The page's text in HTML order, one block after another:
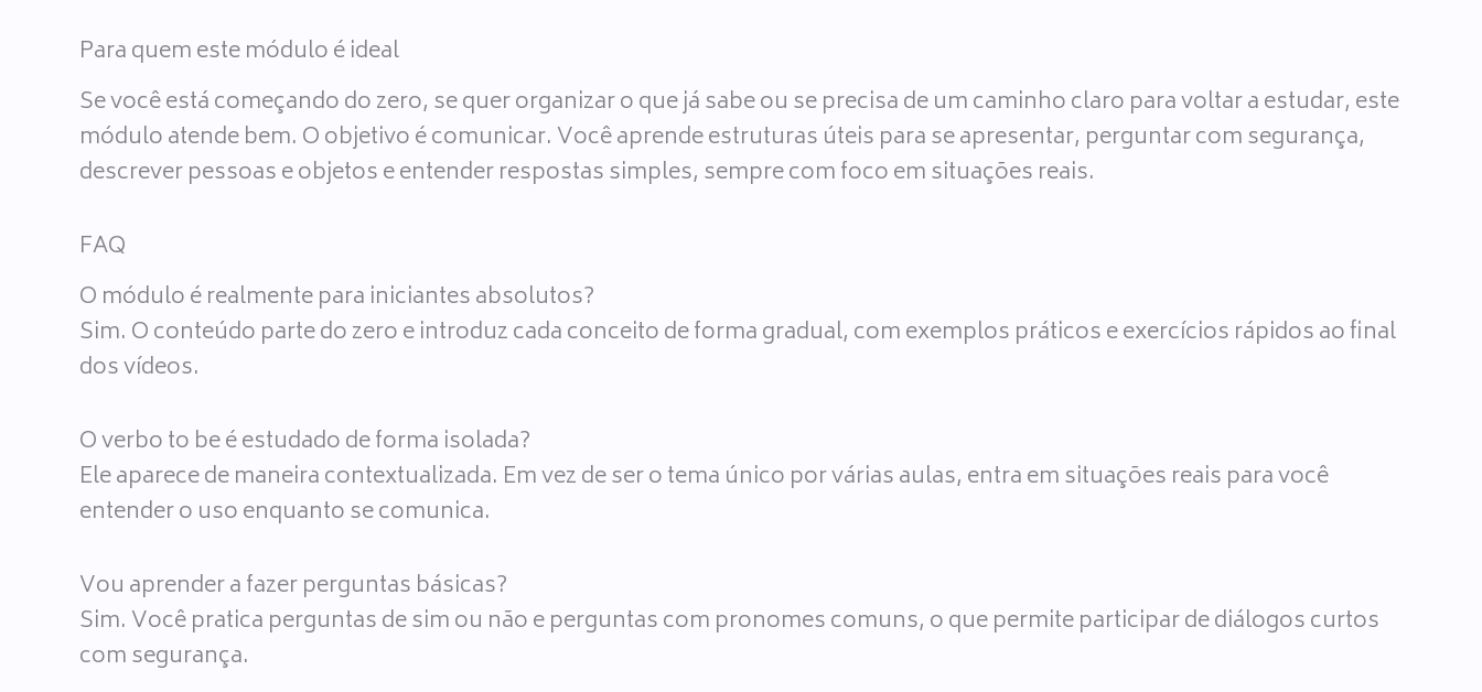
Para quem este módulo é ideal
Se você está começando do zero, se quer organizar o que já sabe ou se precisa de um caminho claro para voltar a estudar, este
módulo atende bem. O objetivo é comunicar. Você aprende estruturas úteis para se apresentar, perguntar com segurança,
descrever pessoas e objetos e entender respostas simples, sempre com foco em situações reais.
FAQ
O módulo é realmente para iniciantes absolutos?
Sim. O conteúdo parte do zero e introduz cada conceito de forma gradual, com exemplos práticos e exercícios rápidos ao final
dos vídeos.
O verbo to be é estudado de forma isolada?
Ele aparece de maneira contextualizada. Em vez de ser o tema único por várias aulas, entra em situações reais para você
entender o uso enquanto se comunica.
Vou aprender a fazer perguntas básicas?
Sim. Você pratica perguntas de sim ou não e perguntas com pronomes comuns, o que permite participar de diálogos curtos
com segurança.